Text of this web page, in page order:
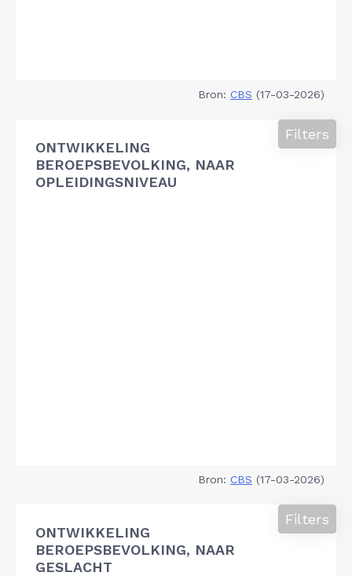
Bron: CBS (17-03-2026)
ONTWIKKELING
BEROEPSBEVOLKING, NAAR
OPLEIDINGSNIVEAU
Filters
Bron: CBS (17-03-2026)
ONTWIKKELING
BEROEPSBEVOLKING, NAAR
GESLACHT
Filters